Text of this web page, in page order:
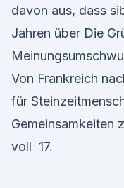
davon aus, dass
Jahren über Die
Von Frankreich
für
Gemeinsamkeiten
voll 17.